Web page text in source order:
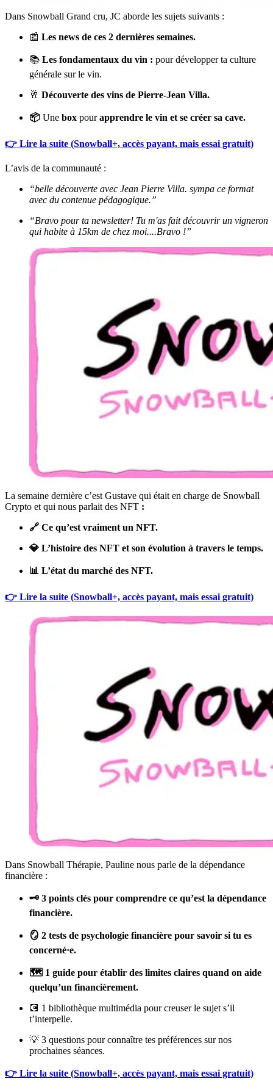
Dans Snowball Grand cru, JC aborde les sujets suivants :
📰 Les news de ces 2 dernières semaines.
📚 Les fondamentaux du vin : pour développer ta culture
générale sur le vin.
🥂 Découverte des vins de Pierre-Jean Villa.
📦 Une box pourapprendre le vin et se créer sa cave.
👉 Lire la suite (Snowball+, accès payant, mais essai gratuit)
L’avis de la communauté :
“belle découverte avec Jean Pierre Villa. sympa ce format
avec du contenue pédagogique.”
“Bravo pour ta newsletter! Tu m'as fait découvrir un vigneron
qui habite à 15km de chez moi....Bravo !”
La semaine dernière c’est Gustave qui était en charge de Snowball
Crypto et qui nous parlait des NFT :
🔗 Ce qu’est vraiment un NFT.
💎 L’histoire des NFT et son évolution à travers le temps.
📊 L’état du marché des NFT.
👉 Lire la suite (Snowball+, accès payant, mais essai gratuit)
Dans Snowball Thérapie, Pauline nous parle de la dépendance
financière :
🗝️ 3 points clés pour comprendre ce qu’est la dépendance
financière.
🪞 2 tests de psychologie financière pour savoir si tu es
concerné·e.
🗺️ 1 guide pour établir des limites claires quand on aide
quelqu’un financièrement.
💽 1 bibliothèque multimédia pour creuser le sujet s’il
t’interpelle.
💡 3 questions pour connaître tes préférences sur nos
prochaines séances.
👉 Lire la suite (Snowball+, accès payant, mais essai gratuit)